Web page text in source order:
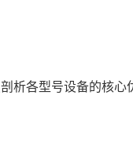
析各型号设备的核心